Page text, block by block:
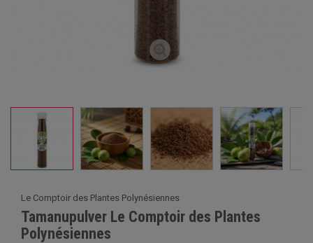
Le Comptoir des Plantes Polynésiennes
Tamanupulver Le Comptoir des Plantes
Polynésiennes